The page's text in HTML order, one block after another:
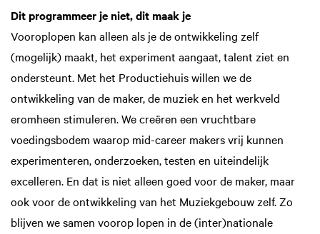
Dit programmeer je niet, dit maak je
Vooroplopen kan alleen als je de ontwikkeling zelf
(mogelijk) maakt, het experiment aangaat, talent ziet en
ondersteunt. Met het Productiehuis willen we de
ontwikkeling van de maker, de muziek en het werkveld
eromheen stimuleren. We creëren een vruchtbare
voedingsbodem waarop mid-career makers vrij kunnen
experimenteren, onderzoeken, testen en uiteindelijk
excelleren. En dat is niet alleen goed voor de maker, maar
ook voor de ontwikkeling van het Muziekgebouw zelf. Zo
blijven we samen voorop lopen in de (inter)nationale